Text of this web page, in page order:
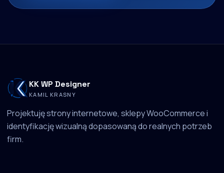
KK WP Designer
KAMIL KRASNY
Projektuję strony internetowe, sklepy WooCommerce i
identyfikację wizualną dopasowaną do realnych potrzeb
firm.